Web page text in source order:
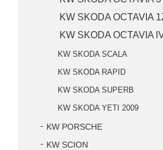
KW SKODA OCTAVIA
KW SKODA OCTAVIA
KW SKODA SCALA
KW SKODA RAPID
KW SKODA SUPERB
KW SKODA YETI 2009
KW PORSCHE
KW SCION